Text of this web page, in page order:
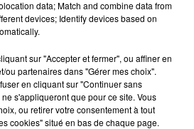
data; Match and combine data from
devices; Identify devices based on
sur "Accepter et fermer", ou affiner en
ou partenaires dans "Gérer mes choix".
en cliquant sur "Continuer sans
s'appliqueront que pour ce site. Vous
ou retirer votre consentement à tout
cookies" situé en bas de chaque page.